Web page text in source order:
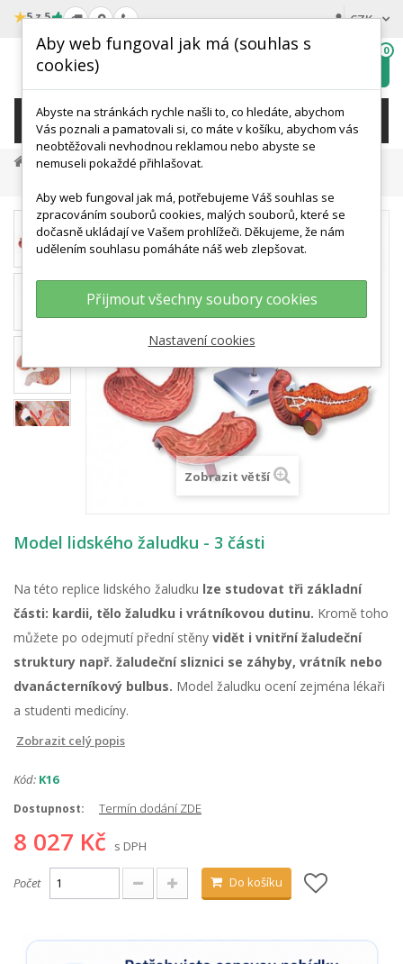
★5 z 5 CZK
wishlist
0
KATEGORIE
Anatomické Modely
Modely Trávicí Soustavy
Zobrazit větší
Model lidského žaludku - 3 části
Na této replice lidského žaludku lze studovat tři základní
části: kardii, tělo žaludku i vrátníkovou dutinu. Kromě toho
můžete po odejmutí přední stěny vidět i vnitřní žaludeční
struktury např. žaludeční sliznici se záhyby, vrátník nebo
dvanácterníkový bulbus. Model žaludku ocení zejména lékaři
a studenti medicíny.
Zobrazit celý popis
Kód: K16
Dostupnost: Termín dodání ZDE
8 027 Kč s DPH
Počet Do košíku
Aby web fungoval jak má (souhlas s
cookies)
Abyste na stránkách rychle našli to, co hledáte, abychom
Vás poznali a pamatovali si, co máte v košíku, abychom vás
neobtěžovali nevhodnou reklamou nebo abyste se
nemuseli pokaždé přihlašovat.
Aby web fungoval jak má, potřebujeme Váš souhlas se
zpracováním souborů cookies, malých souborů, které se
dočasně ukládají ve Vašem prohlížeči. Děkujeme, že nám
udělením souhlasu pomáháte náš web zlepšovat.
Přijmout všechny soubory cookies
Nastavení cookies